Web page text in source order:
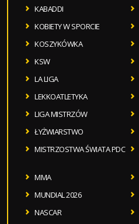
KABADDI
KOBIETY W SPORCIE
KOSZYKÓWKA
KSW
LA LIGA
LEKKOATLETYKA
LIGA MISTRZÓW
ŁYŻWIARSTWO
MISTRZOSTWA ŚWIATA PDC
MMA
MUNDIAL 2026
NASCAR